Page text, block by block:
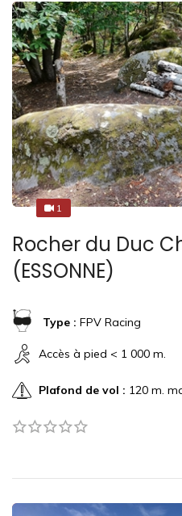
21
Rocher du Duc
(ESSONNE)
Type : FPV Racing
Accès à pied < 1 000 m.
Plafond de vol : 120 m.